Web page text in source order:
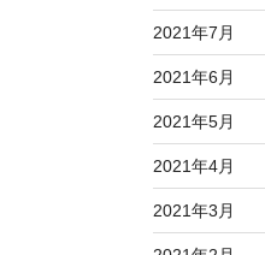
2021年7月
2021年6月
2021年5月
2021年4月
2021年3月